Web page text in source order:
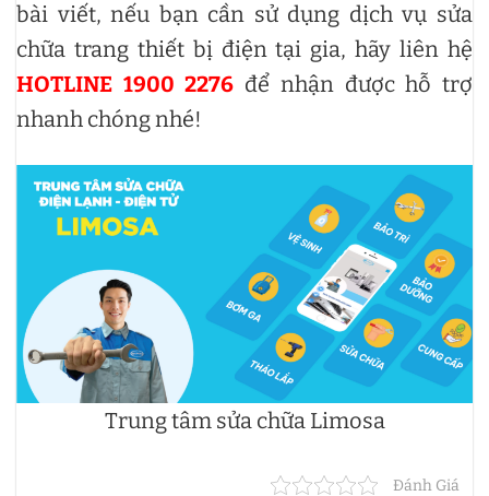
bài viết, nếu bạn cần sử dụng dịch vụ sửa
chữa trang thiết bị điện tại gia, hãy liên hệ
HOTLINE 1900 2276 để nhận được hỗ trợ
nhanh chóng nhé!
Trung tâm sửa chữa Limosa
Đánh Giá